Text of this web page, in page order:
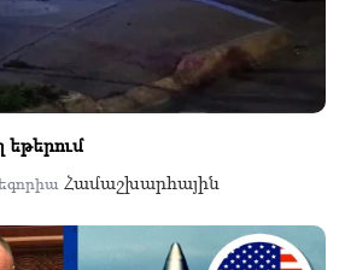
եթերում
Համաշխարհային